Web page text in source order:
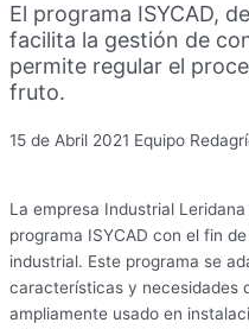
El programa ISYCAD,
facilita la gestión de
permite regular el
fruto.
15 de Abril 2021 Equipo
La empresa Industrial
programa ISYCAD con el fin
industrial. Este programa se
características y necesidades
ampliamente usado en